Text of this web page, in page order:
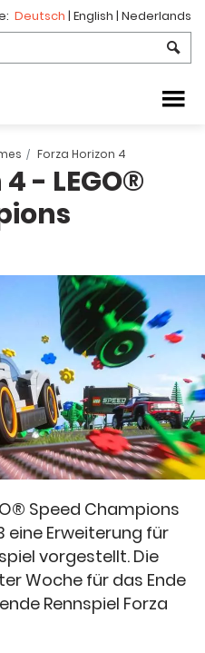
Deutsch | English | Nederlands
Forza Horizon 4
- LEGO®
® Speed Champions
eine Erweiterung für
vorgestellt. Die
Woche für das Ende
Rennspiel Forza